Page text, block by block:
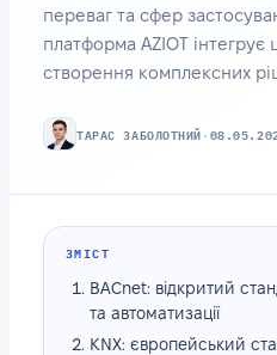
переваг та сфер
платформа AZIOT інтегрує
створення комплексних
ТАРАС ЗАБОЛОТНИЙ·
ЗМІСТ
BACnet: відкритий
та автоматизації
KNX: європейський